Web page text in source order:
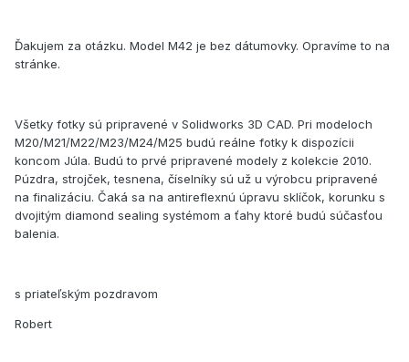
Ďakujem za otázku. Model M42 je bez dátumovky. Opravíme to na
stránke.
Všetky fotky sú pripravené v Solidworks 3D CAD. Pri modeloch
M20/M21/M22/M23/M24/M25 budú reálne fotky k dispozícii
koncom Júla. Budú to prvé pripravené modely z kolekcie 2010.
Púzdra, strojček, tesnena, číselníky sú už u výrobcu pripravené
na finalizáciu. Čaká sa na antireflexnú úpravu sklíčok, korunku s
dvojitým diamond sealing systémom a ťahy ktoré budú súčasťou
balenia.
s priateľským pozdravom
Robert